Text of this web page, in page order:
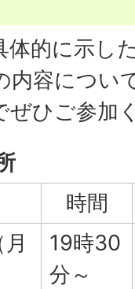
体的に示し
内容につい
ぜひご参加
時間
19時30
分～